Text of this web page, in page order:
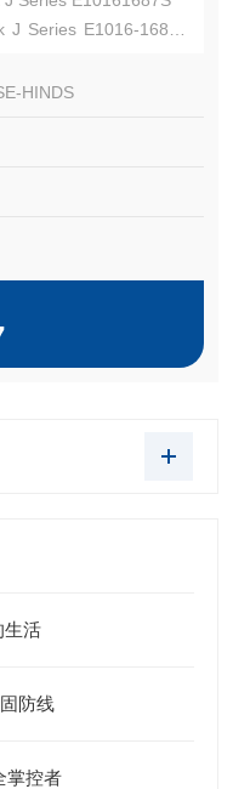
J Series E1016-1687S
Beiyuan Electric
HINDS
生活
防线
掌控者